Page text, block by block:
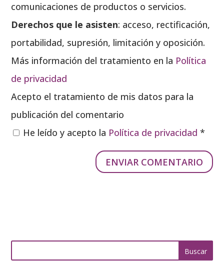
comunicaciones de productos o servicios.
Derechos que le asisten: acceso, rectificación,
portabilidad, supresión, limitación y oposición.
Más información del tratamiento en la Política
de privacidad
Acepto el tratamiento de mis datos para la
publicación del comentario
He leído y acepto la Política de privacidad*